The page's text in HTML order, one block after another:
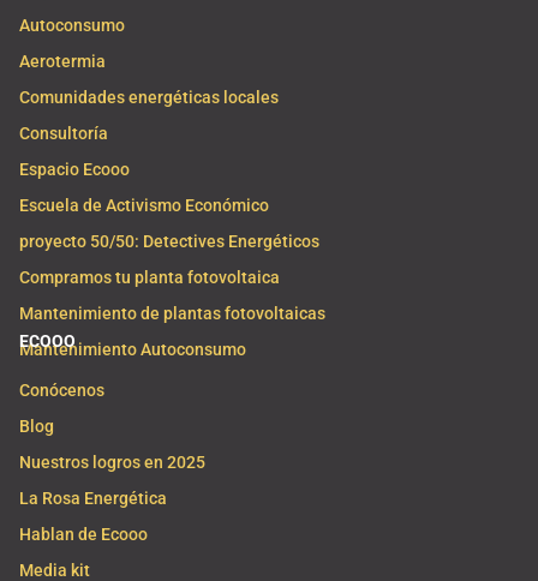
Autoconsumo
Aerotermia
Comunidades energéticas locales
Consultoría
Espacio Ecooo
Escuela de Activismo Económico
proyecto 50/50: Detectives Energéticos
Compramos tu planta fotovoltaica
Mantenimiento de plantas fotovoltaicas
Mantenimiento Autoconsumo
ECOOO
Conócenos
Blog
Nuestros logros en 2025
La Rosa Energética
Hablan de Ecooo
Media kit